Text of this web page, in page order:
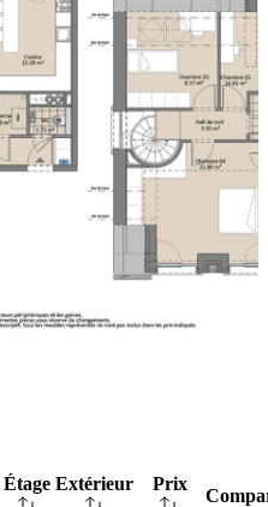
Étage Extérieur Prix